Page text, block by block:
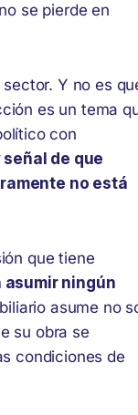
se pierde en
Y no es
es un tema
con
señal de que
no está
que tiene
asumir ningún
asume no
su obra se
condiciones de